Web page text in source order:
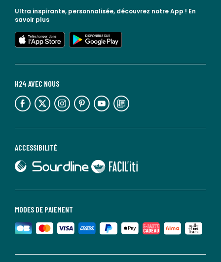
MODES DE PAIEMENT
ACCESSIBILITÉ
lien vers Sourdline
lien vers Faciliti
H24 AVEC NOUS
lien vers l'espace réseaux sociaux lien vers l'espace réseaux sociaux lien vers l'espace réseaux sociaux lien vers l'espace réseaux sociaux lien vers l'espace réseaux sociaux lien vers le blog la redoute
Ultra inspirante, personnalisée, découvrez notre App ! En
savoir plus
lien vers l'app store
lien vers google play